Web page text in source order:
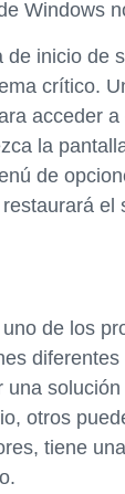
Windows
inicio de
crítico.
acceder
la
de
el
de los
otros
tiene